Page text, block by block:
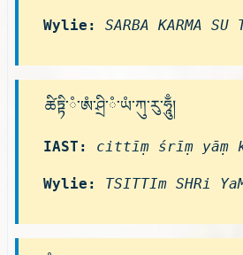
Wylie: SARBA KARMA SU
ཚིཏྟི་ཾ་ཨཾ་ཤྲི་ཾ་ཡཾ་ཀུ་རུ་ཧཱུྃ།
IAST: cittīṃ śrīṃ yāṃ
Wylie: TSITTIm SHRi